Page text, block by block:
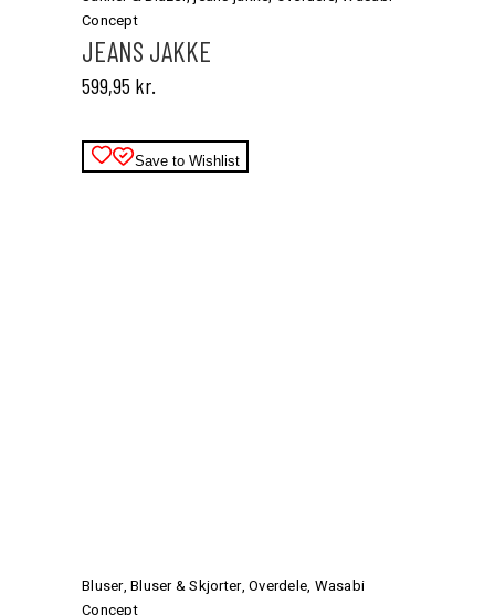
flere
varianter.
Mulighederne
kan
varesiden
Concept
JEANS JAKKE
599,95 kr.
Save to Wishlist
flere
Bluser,Bluser & Skjorter,Overdele, Wasabi
Concept